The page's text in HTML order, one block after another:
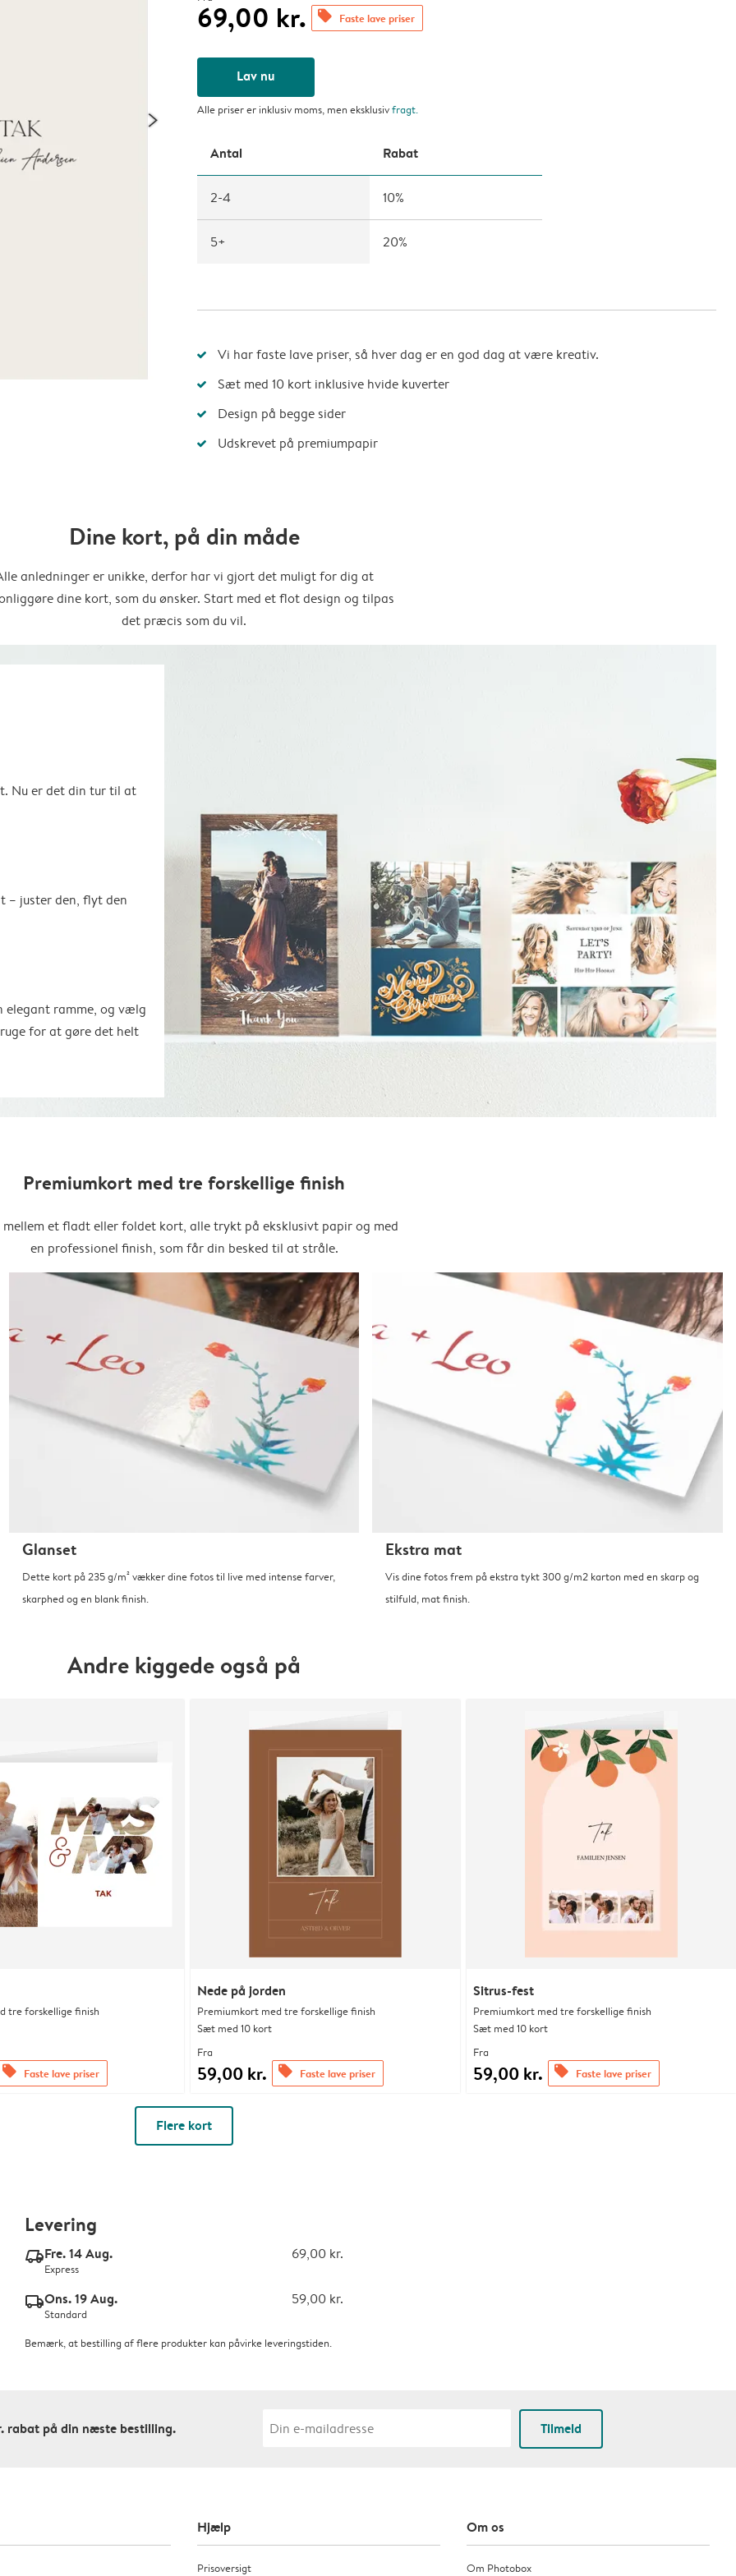
69,00 kr. offers Faste lave priser
Lav nu
Alle priser er inklusiv moms, men eksklusivfragt.
Antal Rabat
2-4 10%
5+ 20%
Vi har faste lave priser, så hver dag er en god dag at være kreativ.
Sæt med 10 kort inklusive hvide kuverter
Design på begge sider
Udskrevet på premiumpapir
Dine kort, på din måde
anledninger er unikke, derfor har vi gjort det muligt for dig at
dine kort, som du ønsker. Start med et flot design og tilpas
det præcis som du vil.
Nu er det din tur til at
– juster den, flyt den
elegant ramme, og vælg
for at gøre det helt
Premiumkort med tre forskellige finish
et fladt eller foldet kort, alle trykt på eksklusivt papir og med
en professionel finish, som får din besked til at stråle.
Glanset
Dette kort på 235 g/m² vækker dine fotos til live med intense farver,
skarphed og en blank finish.
Ekstra mat
Vis dine fotos frem på ekstra tykt 300 g/m2 karton med en skarp og
stilfuld, mat finish.
Andre kiggede også på
tre forskellige finish
offers Faste lave priser
Nede på jorden
Premiumkort med tre forskellige finish
Sæt med 10 kort
Fra
59,00 kr. offers Faste lave priser
Sitrus-fest
Premiumkort med tre forskellige finish
Sæt med 10 kort
Fra
59,00 kr. offers Faste lave priser
Flere kort
Levering
delivery_express_v2Fre. 14 Aug. 69,00 kr.
Express
delivery_standard_v2Ons. 19 Aug. 59,00 kr.
Standard
Bemærk, at bestilling af flere produkter kan påvirke leveringstiden.
rabat på din næste bestilling. Tilmeld
Hjælp
Prisoversigt
Om os
Om Photobox